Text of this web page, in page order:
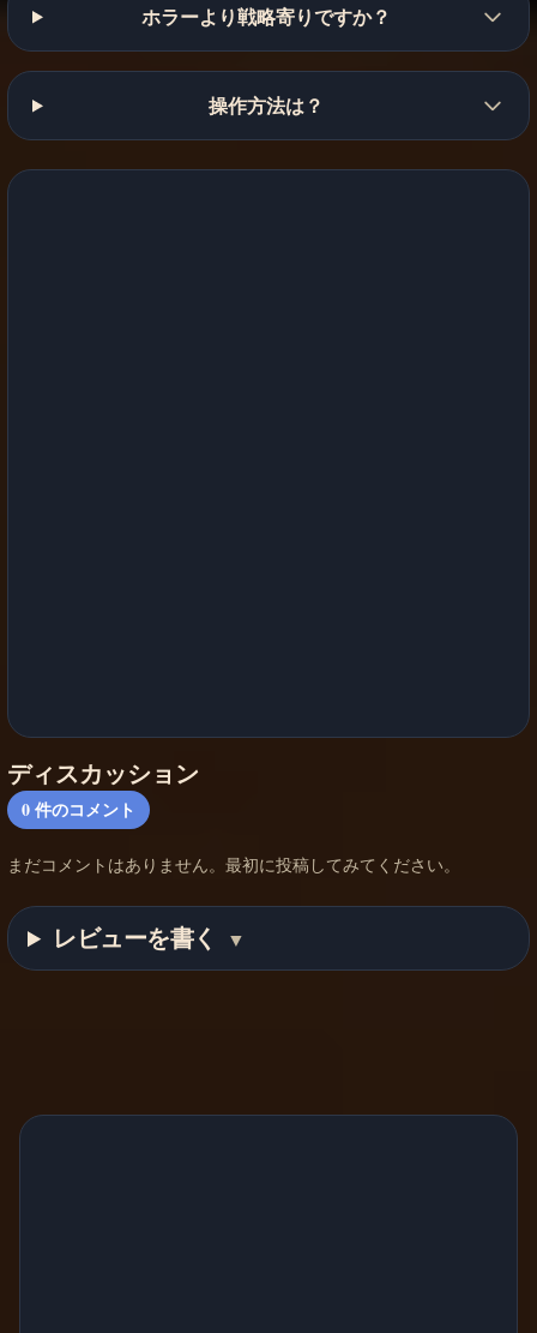
ホラーより戦略寄りですか？
操作方法は？
ディスカッション
0件のコメント
まだコメントはありません。最初に投稿してみてください。
レビューを書く ▼